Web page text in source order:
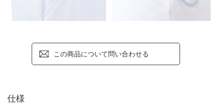
この商品について問い合わせる
仕様